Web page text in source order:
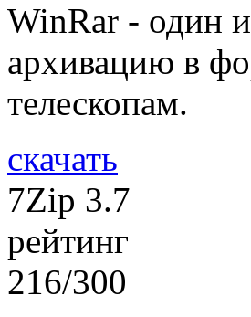
WinRar - один
архивацию в
телескопам.
скачать
7Zip 3.7
рейтинг
216/300